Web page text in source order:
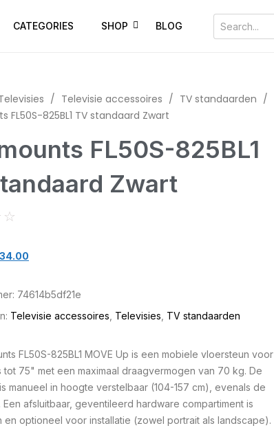
CATEGORIES SHOP BLOG
/ Televisie accessoires / TV standaarden /
FL50S-825BL1 TV standaard Zwart
FL50S-825BL1
Zwart
☆
74614b5df21e
Televisie accessoires Televisies TV standaarden
FL50S-825BL1 MOVE Up is een mobiele vloersteun voor
tot 75" met een maximaal draagvermogen van 70 kg. De
manueel in hoogte verstelbaar (104-157 cm), evenals de
afsluitbaar, geventileerd hardware compartiment is
en optioneel voor installatie (zowel portrait als landscape).